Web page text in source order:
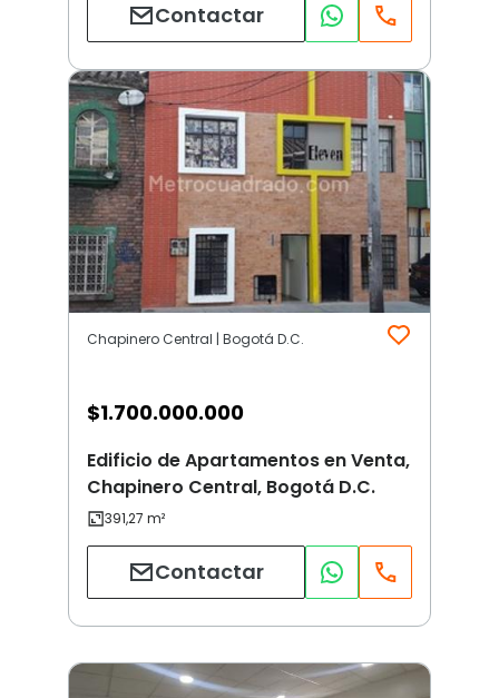
Contactar
Chapinero Central | Bogotá D.C.
$1.700.000.000
Edificio de Apartamentos en Venta,
Chapinero Central, Bogotá D.C.
Contactar